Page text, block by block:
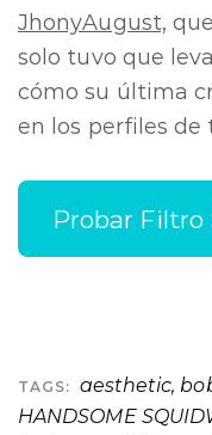
JhonyAugust,
solo tuvo que
cómo su última
en los perfiles de
Probar
TAGS: aesthetic,
HANDSOME